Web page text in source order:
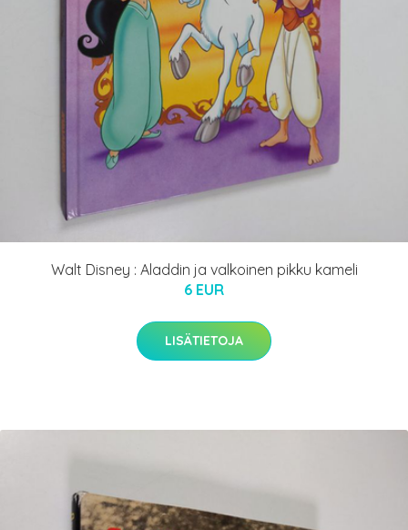
Walt Disney : Aladdin ja valkoinen pikku kameli
6 EUR
LISÄTIETOJA